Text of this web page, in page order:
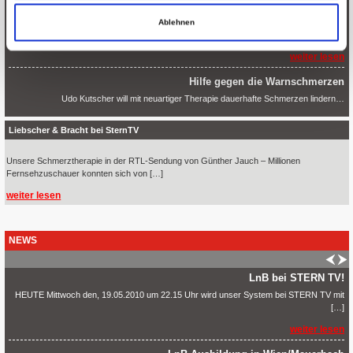
Ablehnen
Kutscher gegen Schmerzen – rga.HEUTE
Wer in Hückeswagen den Namen Udo Kutscher hört, denkt meist an Motorräder. Doch
weiter lesen
Hilfe gegen die Warnschmerzen
Udo Kutscher will mit neuartiger Therapie dauerhafte Schmerzen lindern…
weiter lesen
Liebscher & Bracht bei SternTV
Unsere Schmerztherapie in der RTL-Sendung von Günther Jauch – Millionen
Fernsehzuschauer konnten sich von […]
weiter lesen
NEWS
LnB bei STERN TV!
HEUTE Mittwoch den, 19.05.2010 um 22.15 Uhr wird unser System bei STERN TV mit
[…]
weiter lesen